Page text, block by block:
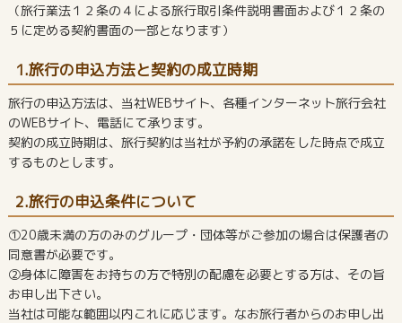
（旅行業法１２条の４による旅行取引条件説明書面および１２条の
５に定める契約書面の一部となります）
1.旅行の申込方法と契約の成立時期
旅行の申込方法は、当社WEBサイト、各種インターネット旅行会社
のWEBサイト、電話にて承ります。
契約の成立時期は、旅行契約は当社が予約の承諾をした時点で成立
するものとします。
2.旅行の申込条件について
①20歳未満の方のみのグループ・団体等がご参加の場合は保護者の
同意書が必要です。
②身体に障害をお持ちの方で特別の配慮を必要とする方は、その旨
お申し出下さい。
当社は可能な範囲以内これに応じます。なお旅行者からのお申し出